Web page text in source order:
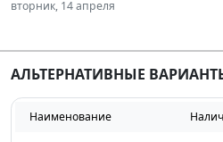
вторник, 14 апреля
АЛЬТЕРНАТИВНЫЕ
Наименование